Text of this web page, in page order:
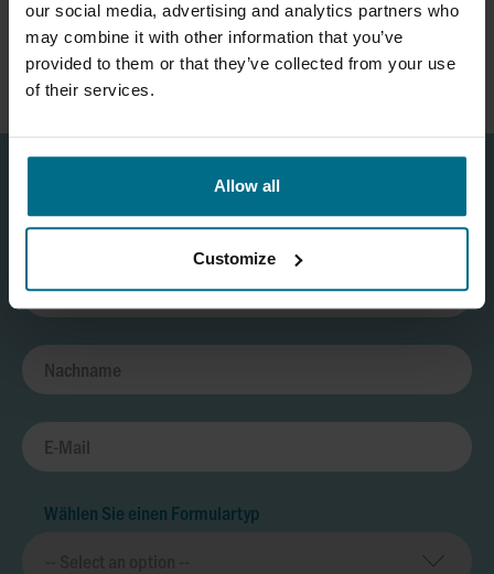
our social media, advertising and analytics partners who
may combine it with other information that you’ve
provided to them or that they’ve collected from your use
of their services.
Allow all
Customize
Feststoffen. Durch das
"berührungslose"
Pumpenprinz...
ANFRAGEFORMULAR
Wählen Sie einen Formulartyp